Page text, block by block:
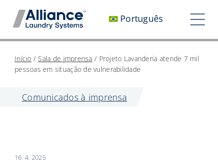
para
Português
Trabalhe conosco
Nosso impacto
Início /Sala de imprensa / Projeto Lavanderia atende 7 mil
pessoas em situação de vulnerabilidade
Comunicados à imprensa
16. 4. 2025